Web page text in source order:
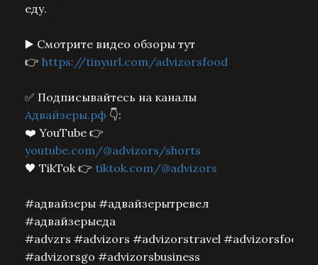
еду.
▶️ Смотрите видео обзоры тут
👉 https://tinyurl.com/advizorsfood
✅ Подписывайтесь на каналы
Адвайзеры.рф 👇:
❤️ YouTube 👉
youtube.com/@advizors/shorts
🖤 TikTok 👉 tiktok.com/@advizors
#адвайзеры #адвайзерытревел
#адвайзерыеда
#advzrs #advizors #advizorstravel #advizorsfood
#advizorsgo #advizorsbusiness